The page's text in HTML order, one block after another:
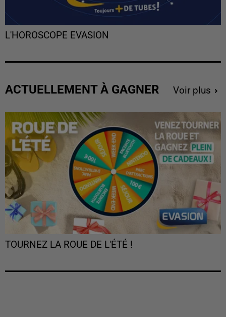
L'HOROSCOPE EVASION
ACTUELLEMENT À GAGNER Voir plus
TOURNEZ LA ROUE DE L'ÉTÉ !